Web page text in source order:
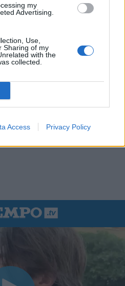
my
Advertising.
Use,
Sharing of my
with the
collected.
Access Privacy Policy